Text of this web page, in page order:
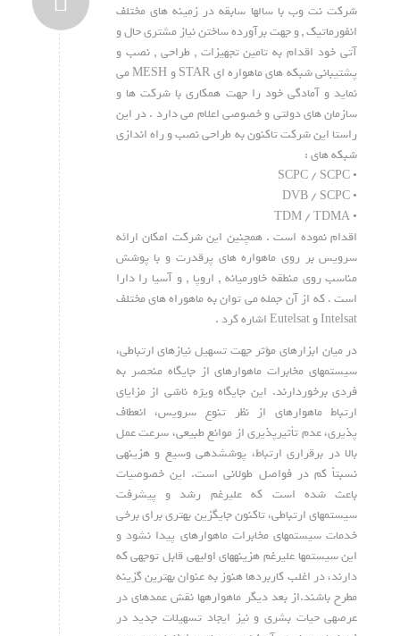
شرکت نت وب با سالها سابقه در زمینه های مختلف
انفورماتیک , و جهت برآورده ساختن نیاز مشتری حال و
آتی خود اقدام به تامین تجهیزات , طراحی , نصب و
پشتیبانی شبکه های ماهواره ای STAR و MESH می
نماید و آمادگی خود را جهت همکاری با شرکت ها و
سازمان های دولتی و خصوصی اعلام می دارد . در این
راستا این شرکت تاکنون به طراحی نصب و راه اندازی
شبکه های :
• SCPC / SCPC
• DVB / SCPC
• TDM / TDMA
اقدام نموده است . همچنین این شرکت امکان ارائه
سرویس بر روی ماهواره های پرقدرت و با پوشش
مناسب روی منطقه خاورمیانه , اروپا , و آسیا را دارا
است . که از آن جمله می توان به ماهوراه های مختلف
Intelsat و Eutelsat اشاره کرد .
در میان ابزارهای مؤثر جهت تسهیل نیازهای ارتباطی،
سیستم‏های مخابرات ماهواره‏ای از جایگاه منحصر به
فردی برخوردارند. این جایگاه ویژه ناشی از مزایای
ارتباط ماهواره‏ای از نظر تنوع سرویس، انعطاف
پذیری، عدم تأثیرپذیری از موانع طبیعی، سرعت عمل
بالا در برقراری ارتباط، پوشش‏دهی وسیع و هزینه‏ی
نسبتاً کم در فواصل طولانی است. این خصوصیات
باعث شده است که علی‏رغم رشد و پیشرفت
سیستم‏های ارتباطی، تاکنون جایگزین بهتری برای برخی
خدمات سیستم‏های مخابرات ماهواره‏ای پیدا نشود و
این سیستم‏ها علی‏رغم هزینه‏های اولیه‏ی قابل توجهی که
دارند، در اغلب کاربردها هنوز به عنوان بهترین گزینه
مطرح باشند.از بعد دیگر ماهواره‏ها نقش عمده‏ای در
عرصه‏ی حیات بشری و نیز ایجاد تسهیلات جدید در